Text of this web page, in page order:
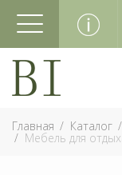
Главная Каталог
Мебель для